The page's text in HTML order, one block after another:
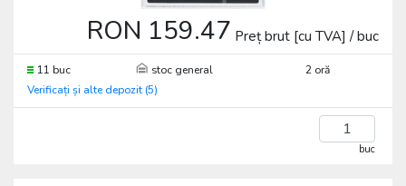
RON 159.47 Preț brut [cu TVA] / buc
11 buc stoc general
2 oră
Verificați și alte depozit (5)
buc